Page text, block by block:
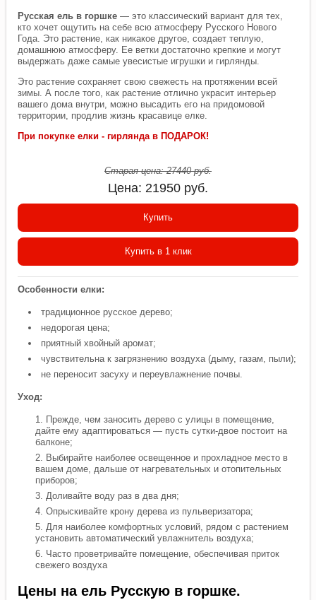
Русская ель в горшке — это классический вариант для тех,
кто хочет ощутить на себе всю атмосферу Русского Нового
Года. Это растение, как никакое другое, создает теплую,
домашнюю атмосферу. Ее ветки достаточно крепкие и могут
выдержать даже самые увесистые игрушки и гирлянды.
Это растение сохраняет свою свежесть на протяжении всей
зимы. А после того, как растение отлично украсит интерьер
вашего дома внутри, можно высадить его на придомовой
территории, продлив жизнь красавице елке.
При покупке елки - гирлянда в ПОДАРОК!
Старая цена:27440руб.
Цена: 21950 руб.
Купить
Купить в 1 клик
Особенности елки:
традиционное русское дерево;
недорогая цена;
приятный хвойный аромат;
чувствительна к загрязнению воздуха (дыму, газам, пыли);
не переносит засуху и переувлажнение почвы.
Уход:
Прежде, чем заносить дерево с улицы в помещение,
дайте ему адаптироваться — пусть сутки-двое постоит на
балконе;
Выбирайте наиболее освещенное и прохладное место в
вашем доме, дальше от нагревательных и отопительных
приборов;
Доливайте воду раз в два дня;
Опрыскивайте крону дерева из пульверизатора;
Для наиболее комфортных условий, рядом с растением
установить автоматический увлажнитель воздуха;
Часто проветривайте помещение, обеспечивая приток
свежего воздуха
Цены на ель Русскую в горшке.